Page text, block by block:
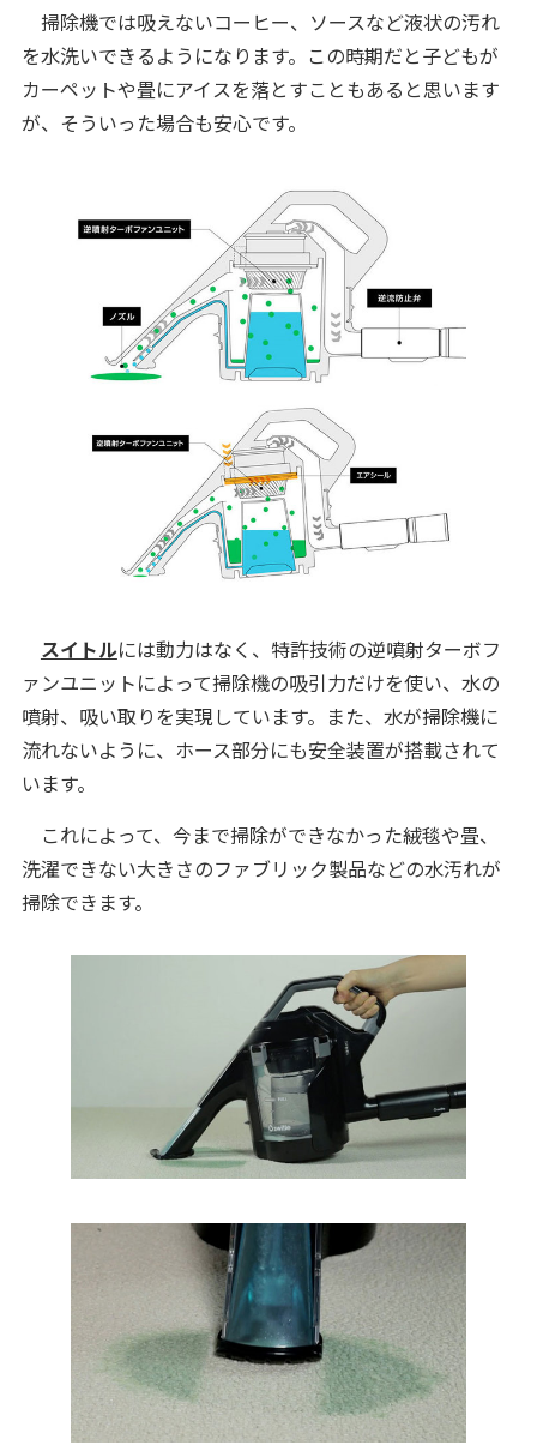
掃除機では吸えないコーヒー、ソースなど液状の汚れ
を水洗いできるようになります。この時期だと子どもが
カーペットや畳にアイスを落とすこともあると思います
が、そういった場合も安心です。
スイトルには動力はなく、特許技術の逆噴射ターボフ
ァンユニットによって掃除機の吸引力だけを使い、水の
噴射、吸い取りを実現しています。また、水が掃除機に
流れないように、ホース部分にも安全装置が搭載されて
います。
これによって、今まで掃除ができなかった絨毯や畳、
洗濯できない大きさのファブリック製品などの水汚れが
掃除できます。